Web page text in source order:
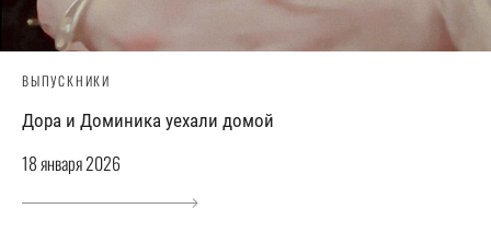
ВЫПУСКНИКИ
Дора и Доминика уехали домой
18 января 2026